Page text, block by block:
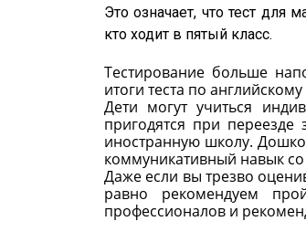
Это означает, что тест для
кто ходит в пятый класс.
Тестирование больше
итоги теста по
Дети могут учиться
пригодятся при
иностранную школу.
коммуникативный навык
Даже если вы трезво
равно рекомендуем
профессионалов и